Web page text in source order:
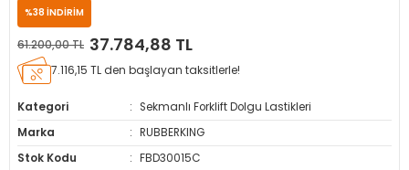
Dolgu Lastikleri
İç Lastikleri
Kapağı
%38 İNDİRİM
61.200,00 TL 37.784,88 TL
7.116,15 TL den başlayan taksitlerle!
Kategori
Sekmanlı Forklift Dolgu Lastikleri
Marka
RUBBERKING
Stok Kodu
FBD30015C